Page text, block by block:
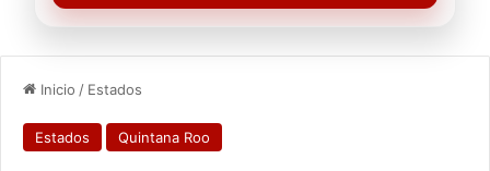
Inicio / Estados
Estados Quintana Roo